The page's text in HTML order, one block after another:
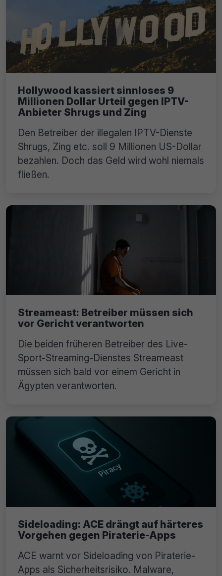
Hollywood kassiert sinnloses 9
Millionen Dollar Urteil gegen IPTV-
Anbieter Shrugs und Zing
Den Betreiber der illegalen IPTV-Dienste
Shrugs, Zing etc. soll 9 Millionen US-Dollar
bezahlen. Doch das Geld wird wohl niemals
fließen.
Streameast: Betreiber müssen sich
vor Gericht verantworten
Die beiden früheren Betreiber des Live-
Sport-Streaming-Dienstes Streameast
müssen sich bald vor einem Gericht in
Ägypten verantworten.
Sideloading: ACE drängt auf härteres
Vorgehen gegen Piraterie-Apps
ACE warnt vor Sideloading von Piraterie-
Apps als Sicherheitsrisiko. Malware,